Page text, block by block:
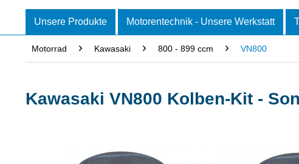
Unsere Produkte Motorentechnik - Unsere Werkstatt
Motorrad Kawasaki 800 - 899 ccm VN800
Kawasaki VN800 Kolben-Kit -